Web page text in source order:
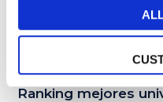
Ranking mejores